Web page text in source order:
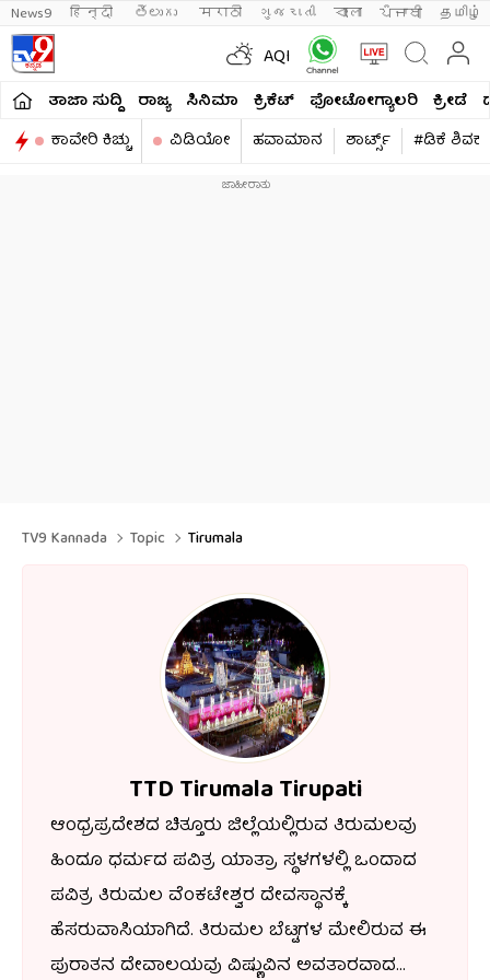
News9 हिन्दी తెలుగు मराठी ગુજરાતી বাংলা ਪੰਜਾਬੀ தமிழ்
AQI
ತಾಜಾ ಸುದ್ದಿ ರಾಜ್ಯ ಸಿನಿಮಾ ಕ್ರಿಕೆಟ್​ ಫೋಟೋಗ್ಯಾಲರಿ ಕ್ರೀಡೆ
ಕಾವೇರಿ ಕಿಚ್ಚು
ವಿಡಿಯೋ ಹವಾಮಾನ ಶಾರ್ಟ್ಸ್​ #ಡಿಕೆ
TV9 Kannada Topic Tirumala
TTD Tirumala Tirupati
ಆಂಧ್ರಪ್ರದೇಶದ ಚಿತ್ತೂರು ಜಿಲ್ಲೆಯಲ್ಲಿರುವ ತಿರುಮಲವು
ಹಿಂದೂ ಧರ್ಮದ ಪವಿತ್ರ ಯಾತ್ರಾ ಸ್ಥಳಗಳಲ್ಲಿ ಒಂದಾದ
ಪವಿತ್ರ ತಿರುಮಲ ವೆಂಕಟೇಶ್ವರ ದೇವಸ್ಥಾನಕ್ಕೆ
ಹೆಸರುವಾಸಿಯಾಗಿದೆ. ತಿರುಮಲ ಬೆಟ್ಟಗಳ ಮೇಲಿರುವ ಈ
ಪುರಾತನ ದೇವಾಲಯವು ವಿಷ್ಣುವಿನ ಅವತಾರವಾದ